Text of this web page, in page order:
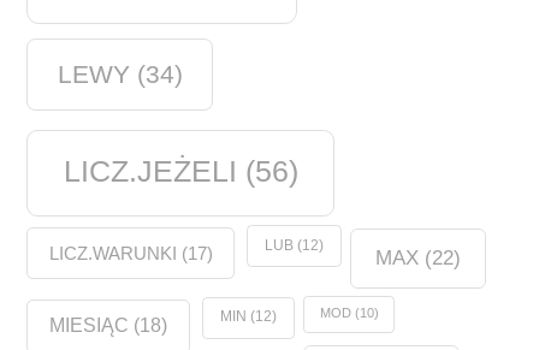
LEWY (34)
LICZ.JEŻELI (56)
LICZ.WARUNKI (17) LUB(12)
MAX(22)
MIESIĄC (18) MIN (12) MOD(10)